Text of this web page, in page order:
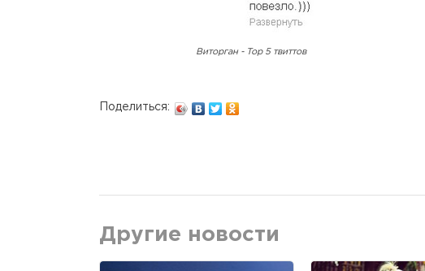
Виторган - Top 5 твиттов
Поделиться:
Другие новости